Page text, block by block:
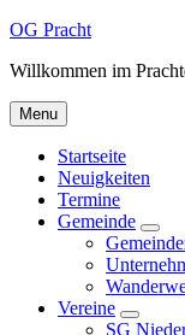
Skip
content
Skip
main
Skip
footer
OG Pracht
Willkommen im
Menu
Startseite
Neuigkeiten
Termine
Gemeinde
Vereine
SG